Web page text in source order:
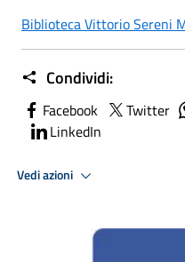
Biblioteca Vittorio Sereni
Condividi:
Facebook Twitter
LinkedIn
Vedi azioni